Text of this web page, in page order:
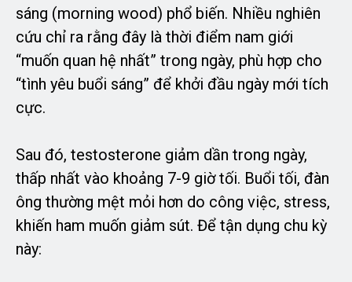
sáng (morning wood) phổ biến. Nhiều nghiên
cứu chỉ ra rằng đây là thời điểm nam giới
“muốn quan hệ nhất” trong ngày, phù hợp cho
“tình yêu buổi sáng” để khởi đầu ngày mới tích
cực.
Sau đó, testosterone giảm dần trong ngày,
thấp nhất vào khoảng 7-9 giờ tối. Buổi tối, đàn
ông thường mệt mỏi hơn do công việc, stress,
khiến ham muốn giảm sút. Để tận dụng chu kỳ
này: